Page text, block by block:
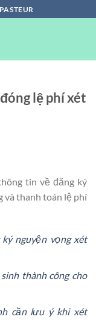
lệ phí xét
tin về đăng ký
và thanh toán lệ phí
nguyện vọng xét
thành công cho
cần lưu ý khi xét